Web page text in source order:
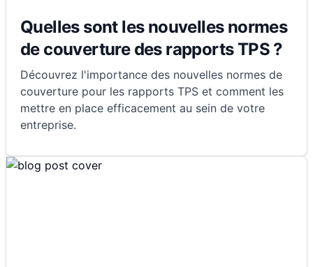
Quelles sont les nouvelles normes
de couverture des rapports TPS ?
Découvrez l'importance des nouvelles normes de
couverture pour les rapports TPS et comment les
mettre en place efficacement au sein de votre
entreprise.